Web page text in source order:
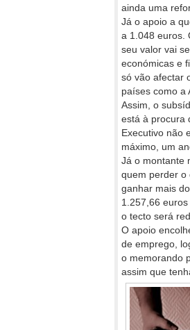
ainda uma
Já o apoio a
a 1.048 euros.
seu valor vai
económicas e
só vão afectar
países como a
Assim, o
está à procura
Executivo não
máximo, um
Já o montante
quem perder o
ganhar mais
1.257,66
o tecto será
O apoio
de emprego,
o memorando
assim que